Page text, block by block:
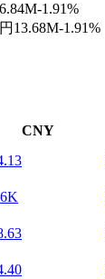
-1.91%
円13.68M-1.91%
CNY